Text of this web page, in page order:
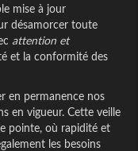
mise à jour
désamorcer toute
attention et
et la conformité des
en permanence nos
en vigueur. Cette veille
pointe, où rapidité et
les besoins